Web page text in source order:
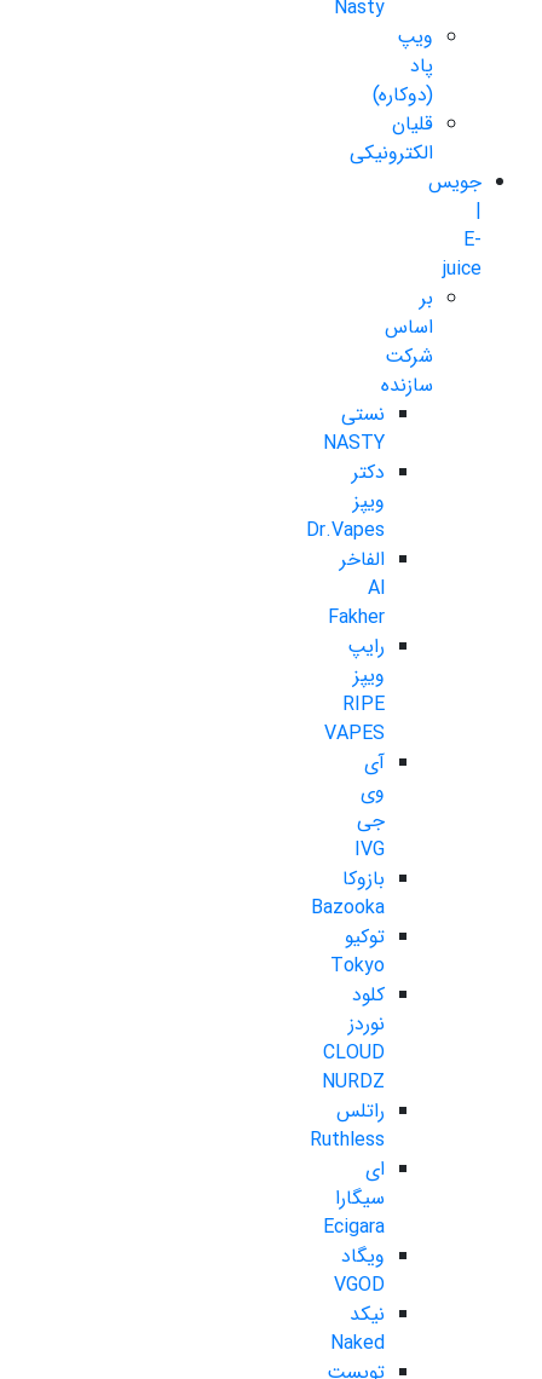
Nasty
ویپ
پاد
(دوکاره)
قلیان
الکترونیکی
جویس
|
E-
juice
بر
اساس
شرکت
سازنده
نستی
NASTY
دکتر
ویپز
Dr.Vapes
الفاخر
Al
Fakher
رایپ
ویپز
RIPE
VAPES
آی
وی
جی
IVG
بازوکا
Bazooka
توکیو
Tokyo
کلود
نوردز
CLOUD
NURDZ
راتلس
Ruthless
ای
سیگارا
Ecigara
ویگاد
VGOD
نیکد
Naked
تویست